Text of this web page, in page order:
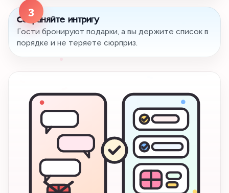
3
Сохраняйте интригу
Гости бронируют подарки, а вы держите список в
порядке и не теряете сюрприз.